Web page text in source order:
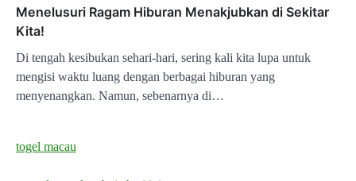
Menelusuri Ragam Hiburan Menakjubkan di Sekitar
Kita!
Di tengah kesibukan sehari-hari, sering kali kita lupa untuk
mengisi waktu luang dengan berbagai hiburan yang
menyenangkan. Namun, sebenarnya di…
togel macau